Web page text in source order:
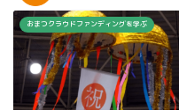
おまつクラウドファンディングを学ぶ